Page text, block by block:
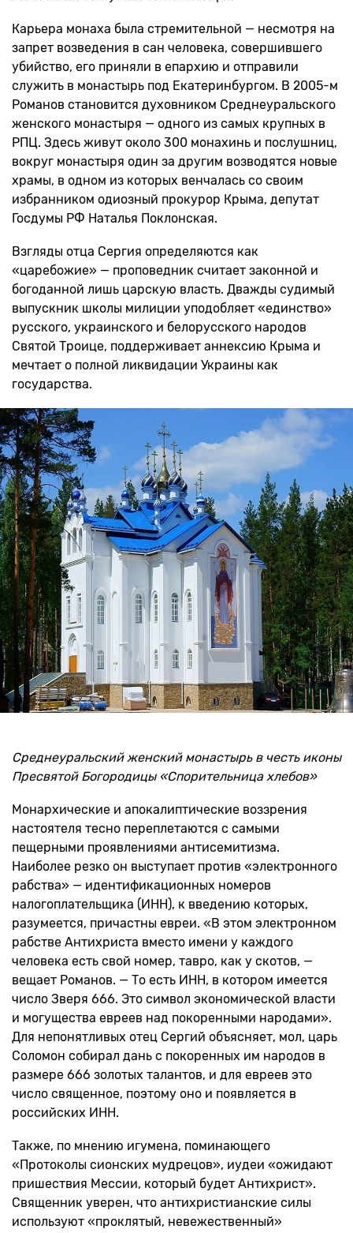
Карьера монаха была стремительной — несмотря на
запрет возведения в сан человека, совершившего
убийство, его приняли в епархию и отправили
служить в монастырь под Екатеринбургом. В 2005-м
Романов становится духовником Среднеуральского
женского монастыря — одного из самых крупных в
РПЦ. Здесь живут около 300 монахинь и послушниц,
вокруг монастыря один за другим возводятся новые
храмы, в одном из которых венчалась со своим
избранником одиозный прокурор Крыма, депутат
Госдумы РФ Наталья Поклонская.
Взгляды отца Сергия определяются как
«царебожие» — проповедник считает законной и
богоданной лишь царскую власть. Дважды судимый
выпускник школы милиции уподобляет «единство»
русского, украинского и белорусского народов
Святой Троице, поддерживает аннексию Крыма и
мечтает о полной ликвидации Украины как
государства.
Среднеуральский женский монастырь в честь иконы
Пресвятой Богородицы «Спорительница хлебов»
Монархические и апокалиптические воззрения
настоятеля тесно переплетаются с самыми
пещерными проявлениями антисемитизма.
Наиболее резко он выступает против «электронного
рабства» — идентификационных номеров
налогоплательщика (ИНН), к введению которых,
разумеется, причастны евреи. «В этом электронном
рабстве Антихриста вместо имени у каждого
человека есть свой номер, тавро, как у скотов, —
вещает Романов. — То есть ИНН, в котором имеется
число Зверя 666. Это символ экономической власти
и могущества евреев над покоренными народами».
Для непонятливых отец Сергий объясняет, мол, царь
Соломон собирал дань с покоренных им народов в
размере 666 золотых талантов, и для евреев это
число священное, поэтому оно и появляется в
российских ИНН.
Также, по мнению игумена, поминающего
«Протоколы сионских мудрецов», иудеи «ожидают
пришествия Мессии, который будет Антихрист».
Священник уверен, что антихристианские силы
используют «проклятый, невежественный»